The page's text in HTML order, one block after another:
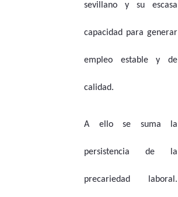
sevillano y su escasa
capacidad para generar
empleo estable y de
calidad.
A ello se suma la
persistencia de la
precariedad laboral.